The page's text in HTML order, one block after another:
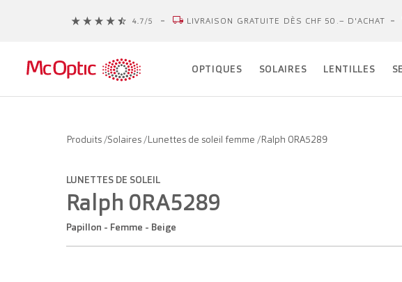
LIVRAISON GRATUITE DÈS CHF 50.– D'ACHAT
OPTIQUES SOLAIRES LENTILLES
Produits/Solaires/Lunettes de soleil femme /Ralph 0RA5289
LUNETTES DE SOLEIL
Ralph 0RA5289
Papillon - Femme - Beige